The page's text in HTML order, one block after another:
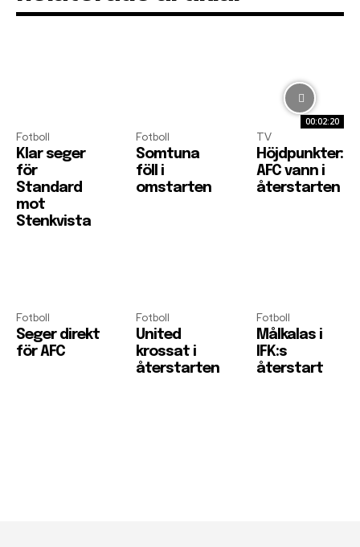
Fotboll
Klar seger
för
Standard
mot
Stenkvista
Fotboll
Somtuna
föll i
omstarten
00:02:20
TV
Höjdpunkter:
AFC vann i
återstarten
Fotboll
Seger direkt
för AFC
Fotboll
United
krossat i
återstarten
Fotboll
Målkalas i
IFK:s
återstart